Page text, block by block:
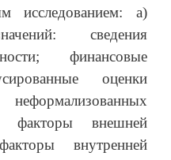
исследованием: а)
сведения
финансовые
оценки
факторы внешней
внутренней